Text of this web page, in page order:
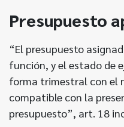
Presupuesto
“El presupuesto
función, y el estado de
forma trimestral con el
compatible con la
presupuesto”, art. 18